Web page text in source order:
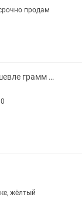
продам
Золото новый по дешевле грамм цепь
жёлтый